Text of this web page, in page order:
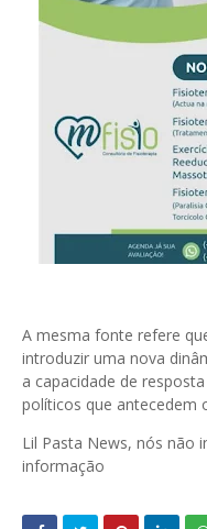
A mesma fonte refere
introduzir uma nova
a capacidade de
políticos que antecedem
Lil Pasta News, nós não
informação